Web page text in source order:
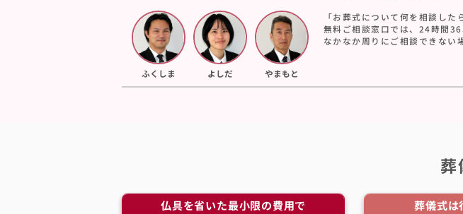
ふくしま よしだ やまもと
「お葬式について何を相談し
無料ご相談窓口では、24時間
なかなか周りにご相談できない
葬
仏具を省いた最小限の費用で 葬儀式は